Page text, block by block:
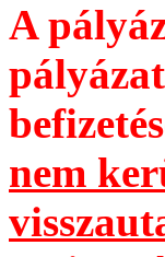
A
nem